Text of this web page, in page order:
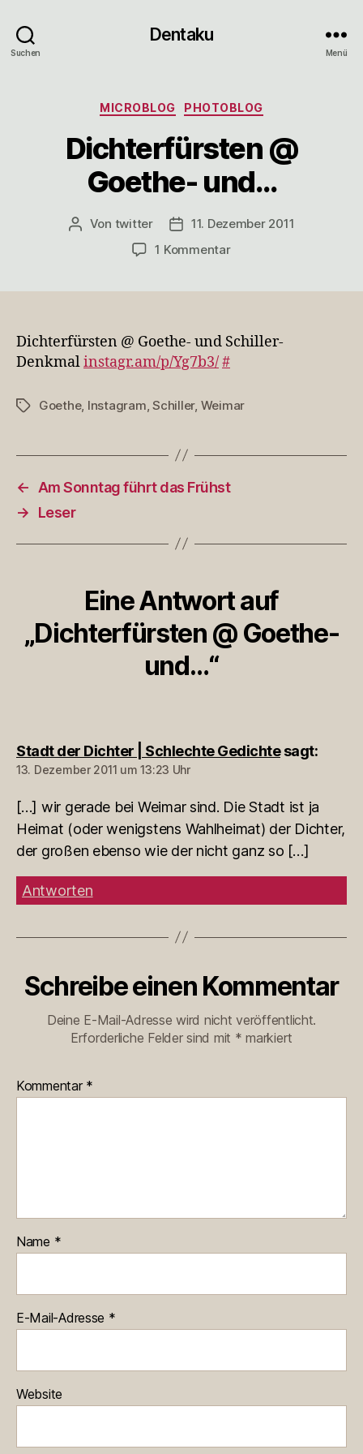
Suchen
Dentaku
Menü
Kategorien
MICROBLOG PHOTOBLOG
Dichterfürsten @
Goethe- und…
Beitragsautor
Von twitter Veröffentlichungsdatum
11. Dezember 2011
1 Kommentarzu
Dichterfürsten @ Goethe- und Schiller-
Denkmalinstagr.am/p/Yg7b3/#
Schlagwörter
Goethe, Instagram ,Schiller, Weimar
←
Am Sonntag führt das Frühst
→
Leser
Eine Antwort auf
„Dichterfürsten @ Goethe-
und…“
Stadt der Dichter | Schlechte Gedichte sagt:
13. Dezember 2011 um 13:23 Uhr
[…] wir gerade bei Weimar sind. Die Stadt ist ja
Heimat (oder wenigstens Wahlheimat) der Dichter,
der großen ebenso wie der nicht ganz so […]
Antworten
Schreibe einen Kommentar
Deine E-Mail-Adresse wird nicht veröffentlicht.
Erforderliche Felder sind mit * markiert
Kommentar *
Name *
E-Mail-Adresse *
Website